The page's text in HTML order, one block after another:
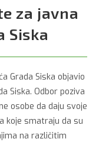
za javna
Siska
Grada Siska objavio
Siska. Odbor poziva
osobe da daju svoje
koje smatraju da su
na različitim